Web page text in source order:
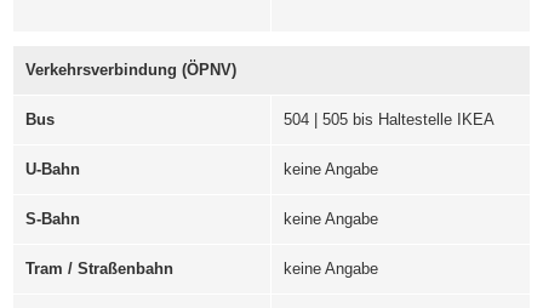
Verkehrsverbindung (ÖPNV)
Bus 504 | 505 bis Haltestelle IKEA
U-Bahn keine Angabe
S-Bahn keine Angabe
Tram / Straßenbahn keine Angabe